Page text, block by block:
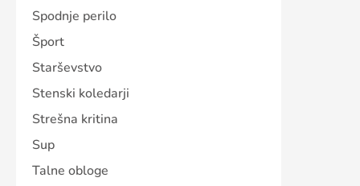
Spodnje perilo
Šport
Starševstvo
Stenski koledarji
Strešna kritina
Sup
Talne obloge